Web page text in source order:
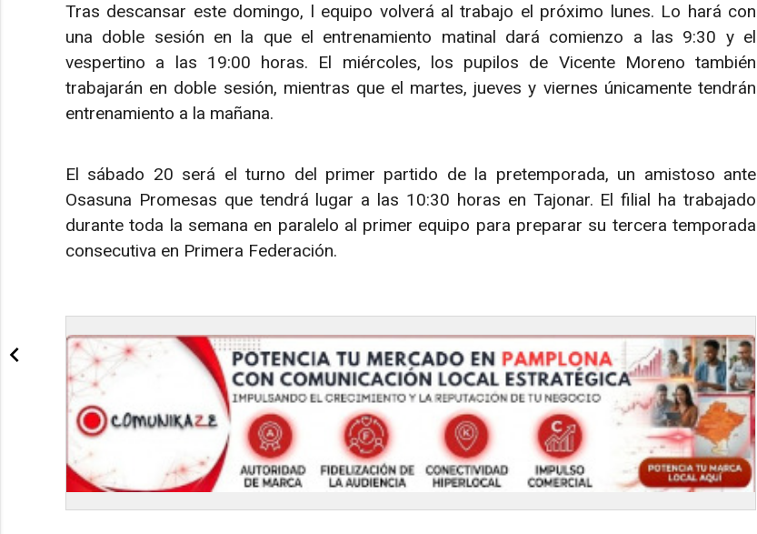
Tras descansar este domingo, l equipo volverá al trabajo el próximo lunes. Lo hará con
una doble sesión en la que el entrenamiento matinal dará comienzo a las 9:30 y el
vespertino a las 19:00 horas. El miércoles, los pupilos de Vicente Moreno también
trabajarán en doble sesión, mientras que el martes, jueves y viernes únicamente tendrán
entrenamiento a la mañana.
El sábado 20 será el turno del primer partido de la pretemporada, un amistoso ante
Osasuna Promesas que tendrá lugar a las 10:30 horas en Tajonar. El filial ha trabajado
durante toda la semana en paralelo al primer equipo para preparar su tercera temporada
consecutiva en Primera Federación.